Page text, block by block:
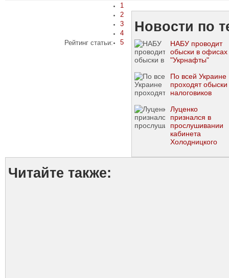
Рейтинг статьи:
1
2
3
4
5
Новости по
НАБУ проводит
обыски в офисах
"Укрнафты"
По всей Украине
проходят обыски
налоговиков
Луценко
признался в
прослушивании
кабинета
Холодницкого
Читайте также: